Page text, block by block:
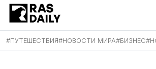
#ПУТЕШЕСТВИЯ#НОВОСТИ МИРА#БИЗНЕС#